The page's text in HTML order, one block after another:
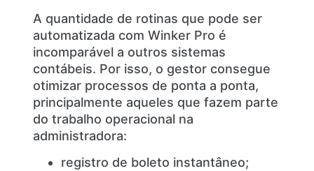
A quantidade de rotinas que pode ser
automatizada com Winker Pro é
incomparável a outros sistemas
contábeis. Por isso, o gestor consegue
otimizar processos de ponta a ponta,
principalmente aqueles que fazem parte
do trabalho operacional na
administradora:
registro de boleto instantâneo;